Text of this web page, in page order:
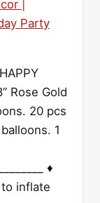
Rose Gold
20 pcs
1
♦
inflate